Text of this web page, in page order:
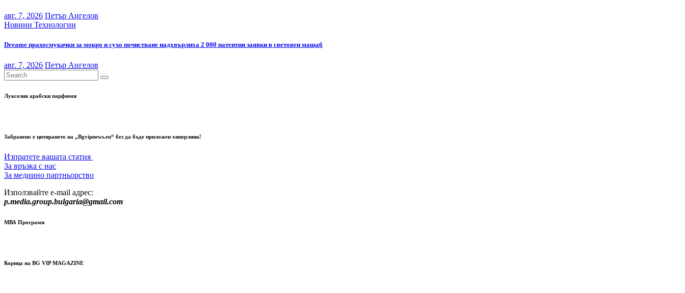
авг. 7, 2026 Петър Ангелов
Новини Технологии
Dreame прахосмукачки за мокро и сухо почистване надхвърлиха 2 000 патентни заявки в световен мащаб
авг. 7, 2026 Петър Ангелов
Луксозни арабски парфюми
Забранено е цитирането на „Bgvipnews.eu“ без да бъде приложен хиперлинк!
Изпратете вашата статия
За връзка с нас
За медиино партньорство
Използвайте e-mail адрес:
p.media.group.bulgaria@gmail.com
МВА Програми
Корица на BG VIP MAGAZINE